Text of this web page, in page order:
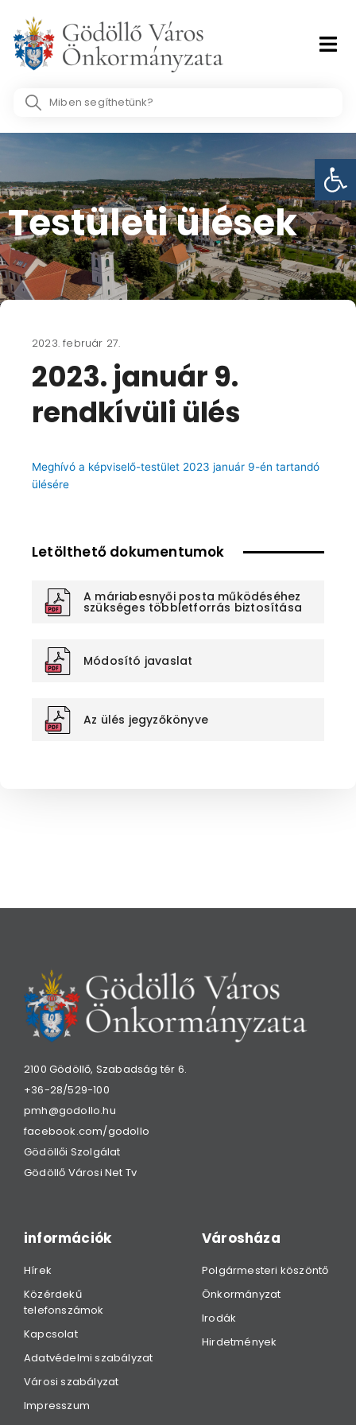
content
Search
Testületi ülések​
2023. február 27.
2023. január 9.
rendkívüli ülés
Meghívó a képviselő-testület 2023 január 9-én tartandó
ülésére
Letölthető dokumentumok
A máriabesnyői posta működéséhez
szükséges többletforrás biztosítása
Módosító javaslat
Az ülés jegyzőkönyve
2100 Gödöllő, Szabadság tér 6.
+36-28/529-100
pmh@godollo.hu
facebook.com/godollo
Gödöllői Szolgálat
Gödöllő Városi Net Tv
információk
Hírek
Közérdekű
telefonszámok
Kapcsolat
Adatvédelmi szabályzat
Városi szabályzat
Impresszum
Városháza
Polgármesteri köszöntő
Önkormányzat
Irodák
Hirdetmények